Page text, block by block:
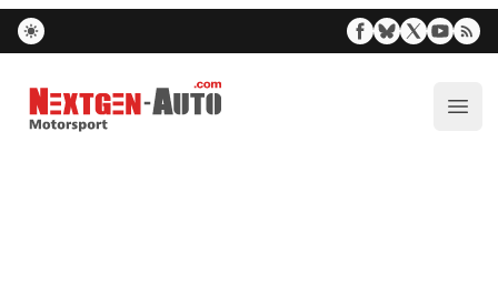
Nextgen-Auto.com